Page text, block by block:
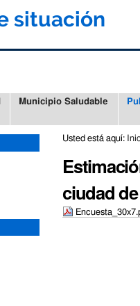
Municipio Saludable
Usted está aquí:
ciudad